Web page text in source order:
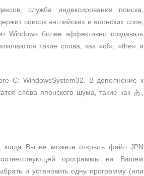
служба индексирования поиска,
список английских и японских слов,
Windows более эффективно создавать
такие слова, как «of», «the» и
C: WindowsSystem32. В дополнение к
слова японского шума, такие как あ,
Вы не можете открыть файл JPN
программы на Вашем
и установить одну программу (или